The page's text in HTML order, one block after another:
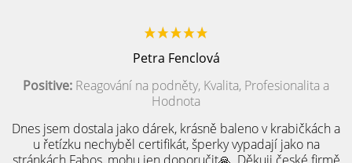
Petra Fenclová
Positive: Reagování na podněty, Kvalita, Profesionalita a
Hodnota
Dnes jsem dostala jako dárek, krásně baleno v krabičkách a
u řetízku nechyběl certifikát, šperky vypadají jako na